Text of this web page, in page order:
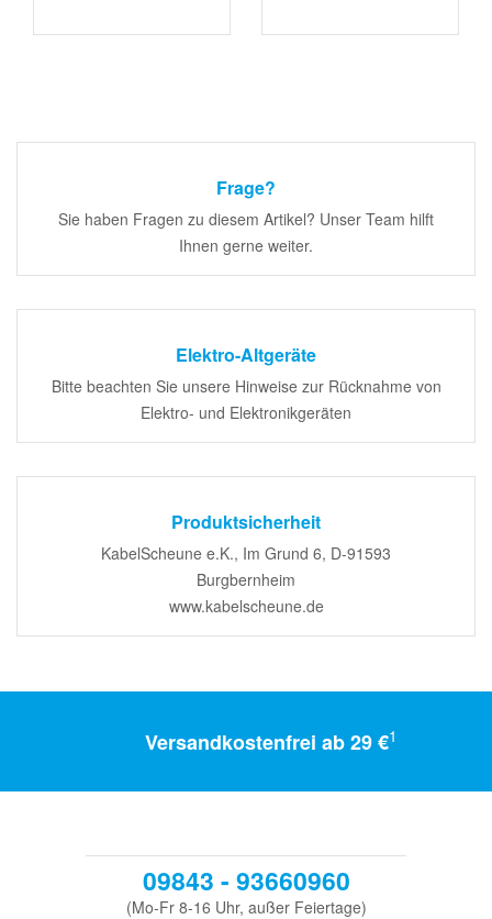
Frage?
Sie haben Fragen zu diesem Artikel? Unser Team hilft
Ihnen gerne weiter.
Elektro-Altgeräte
Bitte beachten Sie unsere Hinweise zur Rücknahme von
Elektro- und Elektronikgeräten
Produktsicherheit
KabelScheune e.K., Im Grund 6, D-91593
Burgbernheim
www.kabelscheune.de
Versandkostenfrei ab 29 €1
09843 - 93660960
(Mo-Fr 8-16 Uhr, außer Feiertage)